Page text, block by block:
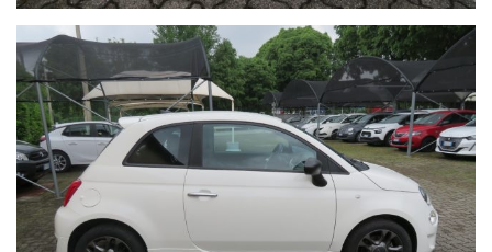
in quanto potrebbero contenere imprecisioni.*
* Visita il nostro sito: www.BRAMOCAR.it*